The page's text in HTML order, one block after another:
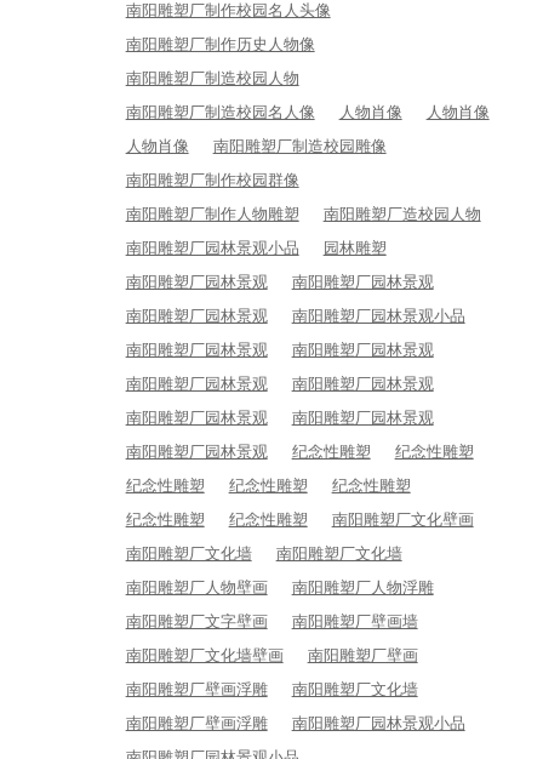
南阳雕塑厂制作校园名人头像
南阳雕塑厂制作历史人物像
南阳雕塑厂制造校园人物
南阳雕塑厂制造校园名人像
人物肖像
人物肖像
人物肖像
南阳雕塑厂制造校园雕像
南阳雕塑厂制作校园群像
南阳雕塑厂制作人物雕塑
南阳雕塑厂造校园人物
南阳雕塑厂园林景观小品
园林雕塑
南阳雕塑厂园林景观
南阳雕塑厂园林景观
南阳雕塑厂园林景观
南阳雕塑厂园林景观小品
南阳雕塑厂园林景观
南阳雕塑厂园林景观
南阳雕塑厂园林景观
南阳雕塑厂园林景观
南阳雕塑厂园林景观
南阳雕塑厂园林景观
南阳雕塑厂园林景观
纪念性雕塑
纪念性雕塑
纪念性雕塑
纪念性雕塑
纪念性雕塑
纪念性雕塑
纪念性雕塑
南阳雕塑厂文化壁画
南阳雕塑厂文化墙
南阳雕塑厂文化墙
南阳雕塑厂人物壁画
南阳雕塑厂人物浮雕
南阳雕塑厂文字壁画
南阳雕塑厂壁画墙
南阳雕塑厂文化墙壁画
南阳雕塑厂壁画
南阳雕塑厂壁画浮雕
南阳雕塑厂文化墙
南阳雕塑厂壁画浮雕
南阳雕塑厂园林景观小品